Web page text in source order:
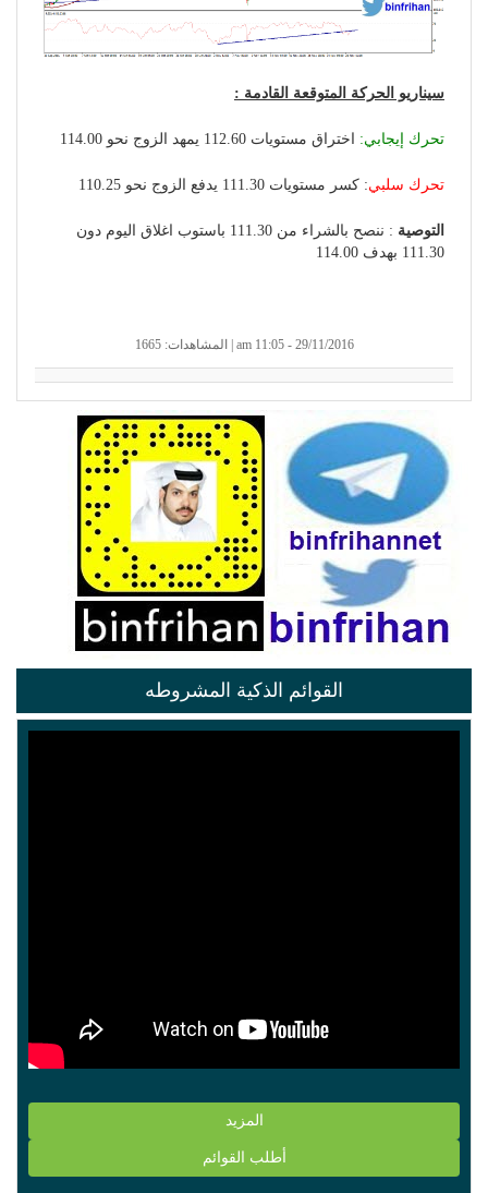
سيناريو الحركة المتوقعة القادمة :
تحرك إيجابي: اختراق مستويات 112.60 يمهد الزوج نحو 114.00
تحرك سلبي: كسر مستويات 111.30 يدفع الزوج نحو 110.25
التوصية
: ننصح بالشراء من 111.30 باستوب اغلاق اليوم دون
111.30 بهدف 114.00
29/11/2016 - 11:05 am | المشاهدات: 1665
القوائم الذكية المشروطه
المزيد
أطلب القوائم